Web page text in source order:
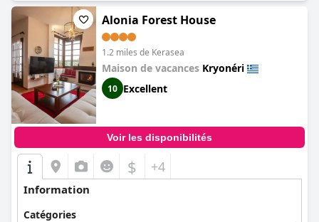
Alonia Forest House
1.2 miles de Kerasea
Maison de vacances Kryonéri
10 Excellent
Voir les disponibilités
$ +4
Information
Catégories